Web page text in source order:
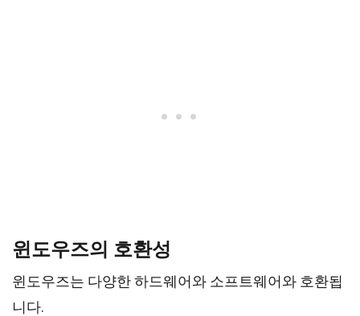
윈도우즈의 호환성
윈도우즈는 다양한 하드웨어와 소프트웨어와 호환됩
니다.